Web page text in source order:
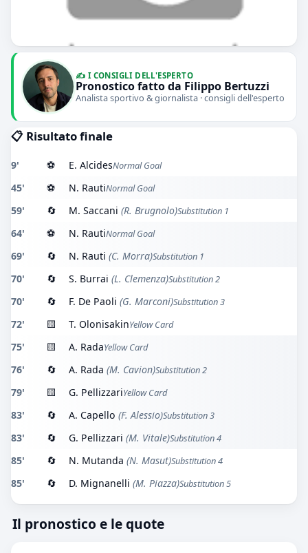
✍️ I CONSIGLI DELL'ESPERTO
Pronostico fatto da Filippo Bertuzzi
Analista sportivo & giornalista · consigli dell'esperto
📋 Risultato finale
9' ⚽ E. AlcidesNormal Goal
45' ⚽ N. RautiNormal Goal
59' 🔄 M. Saccani (R. Brugnolo)Substitution 1
64' ⚽ N. RautiNormal Goal
69' 🔄 N. Rauti (C. Morra)Substitution 1
70' 🔄 S. Burrai (L. Clemenza)Substitution 2
70' 🔄 F. De Paoli (G. Marconi)Substitution 3
72' 🟨 T. OlonisakinYellow Card
75' 🟨 A. RadaYellow Card
76' 🔄 A. Rada (M. Cavion)Substitution 2
79' 🟨 G. PellizzariYellow Card
83' 🔄 A. Capello (F. Alessio)Substitution 3
83' 🔄 G. Pellizzari (M. Vitale)Substitution 4
85' 🔄 N. Mutanda (N. Masut)Substitution 4
85' 🔄 D. Mignanelli (M. Piazza)Substitution 5
Il pronostico e le quote